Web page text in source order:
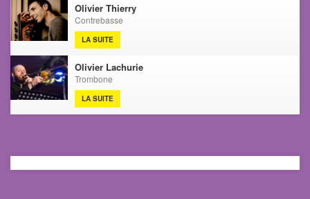
Olivier Thierry
Contrebasse
LA SUITE
Olivier Lachurie
Trombone
LA SUITE